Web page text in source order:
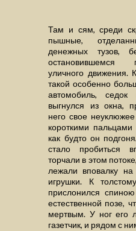
Там и сям, среди
пышные,
денежных тузов,
остановившемся
уличного движения.
такой особенно
автомобиль, седок
выгнулся из окна,
него свое
короткими
как будто он
стало пробиться
торчали в этом
лежали вповалку
игрушки. К
прислонился
естественной позе,
мертвым. У ног его
газетчик, и рядом с